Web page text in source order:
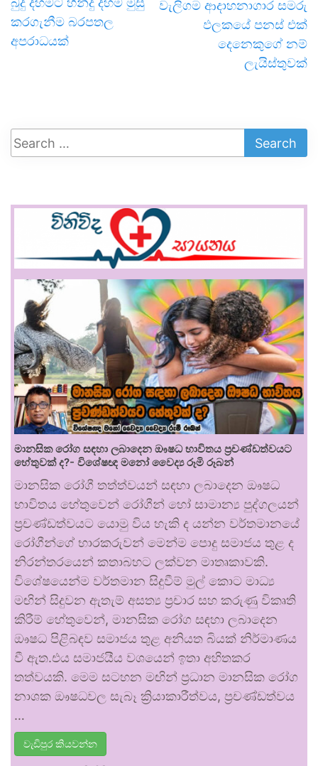
කරගැනීම බරපතල
අපරාධයක්
වැලිගම ආදාහනාගාර සමරු
ඵලකයේ පනස් එක්
දෙනෙකුගේ නම්
ලැයිස්තුවක්
මානසික රෝග සඳහා ලබාදෙන ඖෂධ භාවිතය ප්‍රචණ්ඩත්වයට
හේතුවක් ද?- විශේෂඥ මනෝ වෛද්‍ය රූමි රූබන්
මානසික රෝගී තත්ත්වයන් සඳහා ලබාදෙන ඖෂධ
භාවිතය හේතුවෙන් රෝගීන් හෝ සාමාන්‍ය පුද්ගලයන්
ප්‍රචණ්ඩත්වයට යොමු විය හැකි ද යන්න වර්තමානයේ
රෝගීන්ගේ භාරකරුවන් මෙන්ම පොදු සමාජය තුළ ද
නිරන්තරයෙන් කතාබහට ලක්වන මාතෘකාවකි.
විශේෂයෙන්ම වර්තමාන සිදුවීම් මුල් කොට මාධ්‍ය
මඟින් සිදුවන ඇතැම් අසත්‍ය ප්‍රචාර සහ කරුණු විකෘති
කිරීම් හේතුවෙන්, මානසික රෝග සඳහා ලබාදෙන
ඖෂධ පිළිබඳව සමාජය තුළ අනියත බියක් නිර්මාණය
වී ඇත.එය සමාජයීය වශයෙන් ඉතා අහිතකර
තත්වයකි. මෙම සටහන මඟින් ප්‍රධාන මානසික රෝග
නාශක ඖෂධවල සැබෑ ක්‍රියාකාරීත්වය, ප්‍රචණ්ඩත්වය
…
වැඩිපුර කියවන්න